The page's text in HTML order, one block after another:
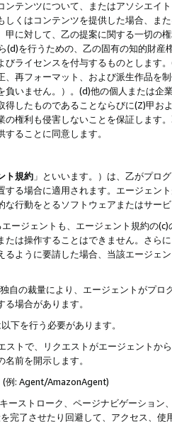
ンテンツについて、またはアソシエイ
しくはコンテンツを提供した場合、ま
甲に対して、乙の提案に関する一切
(d)を行うための、乙の固有の知的財
びライセンスを付与するものとします
、再フォーマット、および派生作品を
負いません。）。(d)他の個人または
得したものであることならびに(Z)甲
の権利も侵害しないことを保証します
ることに同意します。
ト規約 」といいます。）は、乙がプロ
する場合に適用されます。エージェン
な行動をとるソフトウェアまたはサー
ージェントも、エージェント規約の
たは操作することはできません。さら
るように要請した場合、当該エージェ
自の裁量により、エージェントがプ
場合があります。
下を行う必要があります。
ストで、リクエストがエージェントか
前を開示します。
例: Agent/AmazonAgent)
ーストローク、ページナビゲーショ
完了させたり回避して、アクセス、